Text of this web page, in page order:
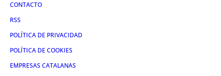
CONTACTO
RSS
POLÍTICA DE PRIVACIDAD
POLÍTICA DE COOKIES
EMPRESAS CATALANAS